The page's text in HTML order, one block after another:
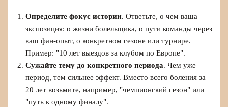
Определите фокус истории. Ответьте, о чем ваша
экспозиция: о жизни болельщика, о пути команды через
ваш фан-опыт, о конкретном сезоне или турнире.
Пример: "10 лет выездов за клубом по Европе".
Сужайте тему до конкретного периода. Чем уже
период, тем сильнее эффект. Вместо всего боления за
20 лет возьмите, например, "чемпионский сезон" или
"путь к одному финалу".